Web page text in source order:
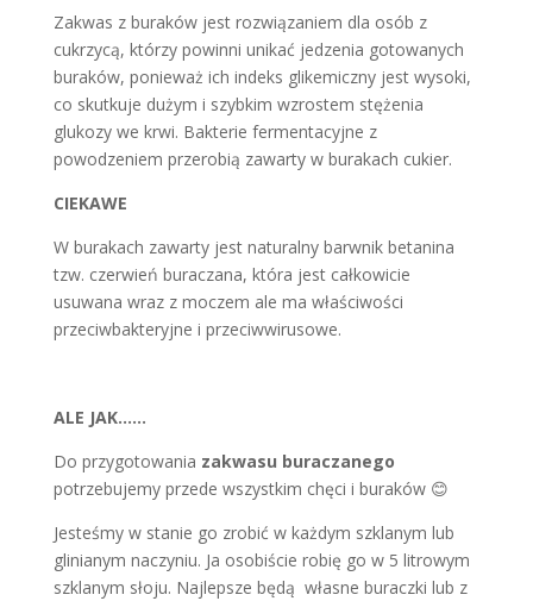
Zakwas z buraków jest rozwiązaniem dla osób z
cukrzycą, którzy powinni unikać jedzenia gotowanych
buraków, ponieważ ich indeks glikemiczny jest wysoki,
co skutkuje dużym i szybkim wzrostem stężenia
glukozy we krwi. Bakterie fermentacyjne z
powodzeniem przerobią zawarty w burakach cukier.
CIEKAWE
W burakach zawarty jest naturalny barwnik betanina
tzw. czerwień buraczana, która jest całkowicie
usuwana wraz z moczem ale ma właściwości
przeciwbakteryjne i przeciwwirusowe.
ALE JAK……
Do przygotowania zakwasu buraczanego
potrzebujemy przede wszystkim chęci i buraków 😊
Jesteśmy w stanie go zrobić w każdym szklanym lub
glinianym naczyniu. Ja osobiście robię go w 5 litrowym
szklanym słoju. Najlepsze będą własne buraczki lub z